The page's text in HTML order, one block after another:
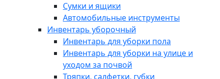
Сумки и ящики
Автомобильные инструменты
Инвентарь уборочный
Инвентарь для уборки пола
Инвентарь для уборки на улице и
уходом за почвой
Тряпки, салфетки, губки